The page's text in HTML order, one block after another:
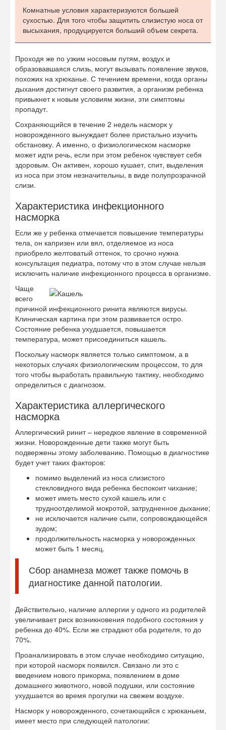
Комнатные условия характеризуются большей
сухостью. Для того чтобы защитить слизистую носа от
высыхания, продуцируется больший объем секрета.
Проходя же по узким носовым путям, воздух и
образовавшаяся слизь, могут вызывать появление звуков,
похожих на хрюканье. С течением времени, когда органы
дыхания достигнут своего развития, а организм ребенка
привыкнет к новым условиям жизни, эти симптомы
пропадут.
Сохраняющийся в течение 2 недель насморк у
новорожденного вынуждает более пристально изучить
обстановку. А именно, о физиологическом насморке
может идти речь, если при этом ребенок чувствует себя
здоровым. Он активен, хорошо кушает, спит, выделения
из носа при этом незначительны, в виде полупрозрачной
слизи.
Характеристика инфекционного
насморка
Если же у ребенка отмечается повышение температуры
тела, он капризен или вял, отделяемое из носа
приобрело желтоватый оттенок, то срочно нужна
консультация педиатра, потому что в этом случае нельзя
исключить наличие инфекционного процесса в организме.
Чаще
всего
причиной инфекционного ринита являются вирусы.
Клиническая картина при этом развивается остро.
Состояние ребенка ухудшается, повышается
температура, может присоединиться кашель.
Поскольку насморк является только симптомом, а в
некоторых случаях физиологическим процессом, то для
того чтобы выработать правильную тактику, необходимо
определиться с диагнозом.
Характеристика аллергического
насморка
Аллергический ринит – нередкое явление в современной
жизни. Новорожденные дети также могут быть
подвержены этому заболеванию. Помощью в диагностике
будет учет таких факторов:
помимо выделений из носа слизистого
стекловидного вида ребенка беспокоит чихание;
может иметь место сухой кашель или с
трудноотделимой мокротой, затрудненное дыхание;
не исключается наличие сыпи, сопровождающейся
зудом;
продолжительность насморка у новорожденных
может быть 1 месяц.
Сбор анамнеза может также помочь в
диагностике данной патологии.
Действительно, наличие аллергии у одного из родителей
увеличивает риск возникновения подобного состояния у
ребенка до 40%. Если же страдают оба родителя, то до
70%.
Проанализировать в этом случае необходимо ситуацию,
при которой насморк появился. Связано ли это с
введением нового прикорма, появлением в доме
домашнего животного, новой подушки, или состояние
ухудшается во время прогулки на свежем воздухе.
Насморк у новорожденного, сочетающийся с хрюканьем,
имеет место при следующей патологии: